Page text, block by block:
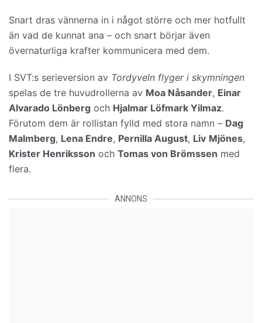
Snart dras vännerna in i något större och mer hotfullt
än vad de kunnat ana – och snart börjar även
övernaturliga krafter kommunicera med dem.
I SVT:s serieversion av Tordyveln flyger i skymningen
spelas de tre huvudrollerna av Moa Nåsander, Einar
Alvarado Lönberg och Hjalmar Löfmark Yilmaz.
Förutom dem är rollistan fylld med stora namn – Dag
Malmberg, Lena Endre, Pernilla August, Liv Mjönes,
Krister Henriksson och Tomas von Brömssen med
flera.
ANNONS